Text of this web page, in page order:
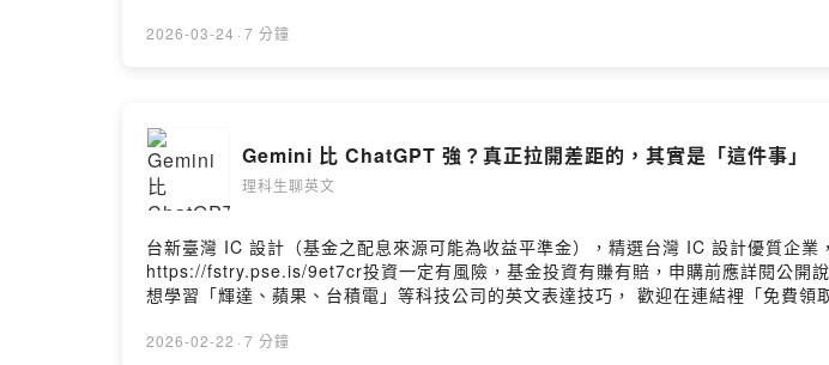
對你理解整個 AI 產業的運作，會很有幫助~順便你也可以學一些很實用的英文喔！
2026-03-24 · 7 分鐘
Gemini 比 ChatGPT 強？真正拉開差距的，其實是「這件事」
理科生聊英文
台新臺灣 IC 設計（基金之配息來源可能為收益平準金），精選台灣 IC 設計優質企
https://fstry.pse.is/9et7cr投資一定有風險，基金投資有賺有賠，申購前應詳閱公
想學習「輝達、蘋果、台積電」等科技公司的英文表達技巧， 歡迎在連結裡「免
集，我會從 Google 官方介紹，以及網路上的評論出發，一起看大家怎麼評價
2026-02-22 · 7 分鐘